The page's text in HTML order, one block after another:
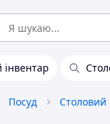
інвентар
Посуд Столовий